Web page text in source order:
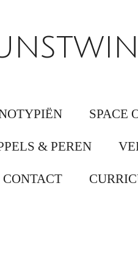
SPACE
& PEREN
CONTACT